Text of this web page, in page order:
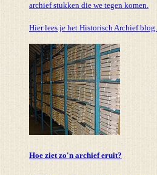
archief stukken die we tegen komen.
Hier lees je het Historisch Archief blog...
Hoe ziet zo'n archief eruit?